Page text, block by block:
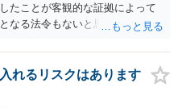
たことが客観的な証拠によって
なる法令もないと思われます。
れるリスクはあります